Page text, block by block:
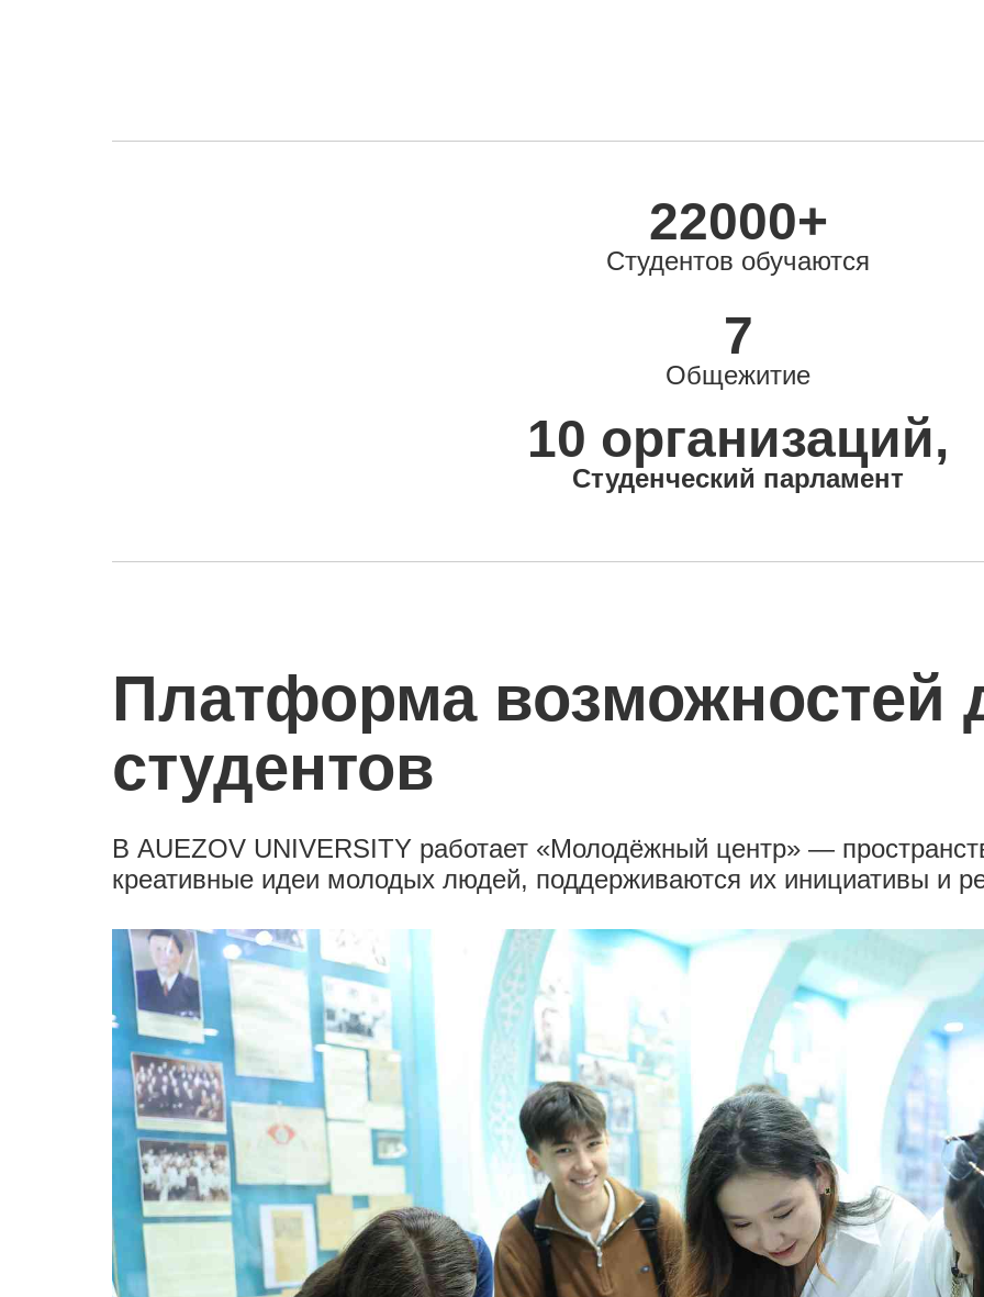
22000+
Студентов обучаются
7
Общежитие
10 организаций,
Студенческий парламент
Платформа возможностей
студентов
В AUEZOV UNIVERSITY работает «Молодёжный центр» —
креативные идеи молодых людей, поддерживаются их инициативы и